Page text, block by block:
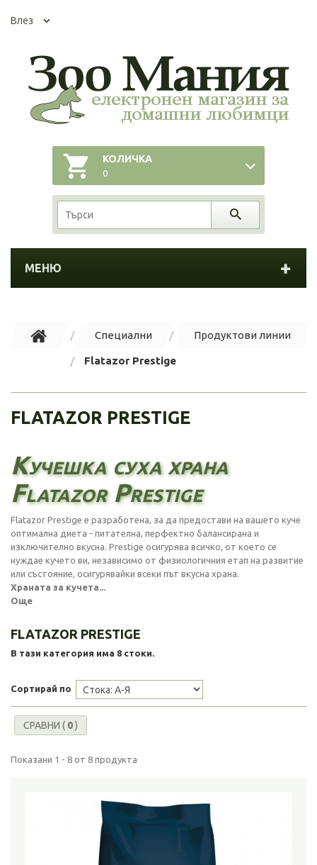
Влез
КОЛИЧКА
0
МЕНЮ
Специални Продуктови линии
Flatazor Prestige
FLATAZOR PRESTIGE
Кучешка суха храна
Flatazor Prestige
Flatazor Prestige е разработена, за да предостави на вашето куче
оптимална диета - питателна, перфектно балансирана и
изключително вкусна. Prestige осигурява всичко, от което се
нуждае кучето ви, независимо от физиологичния етап на развитие
или състояние, осигурявайки всеки път вкусна храна.
Храната за кучета...
Още
FLATAZOR PRESTIGE
В тази категория има 8 стоки.
Сортирай по
СРАВНИ ( 0)
Показани 1 - 8 от 8 продукта